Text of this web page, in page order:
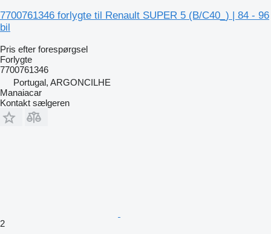
7700761346 forlygte til Renault SUPER 5 (B/C40_) | 84 - 96
bil
Pris efter forespørgsel
Forlygte
7700761346
Portugal, ARGONCILHE
Manaiacar
Kontakt sælgeren
2